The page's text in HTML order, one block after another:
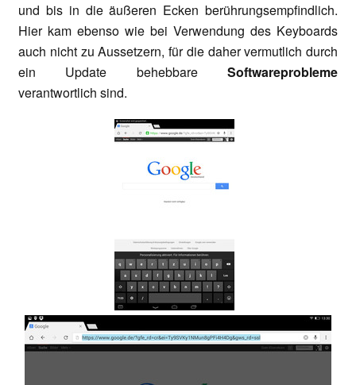
und bis in die äußeren Ecken berührungsempfindlich.
Hier kam ebenso wie bei Verwendung des Keyboards
auch nicht zu Aussetzern, für die daher vermutlich durch
ein Update behebbare Softwareprobleme
verantwortlich sind.